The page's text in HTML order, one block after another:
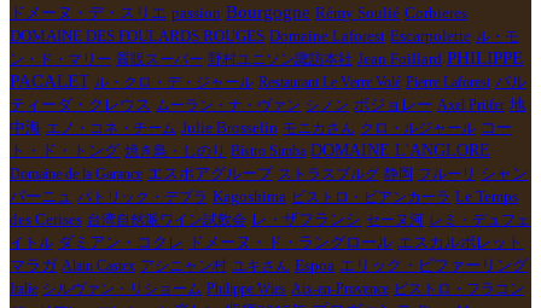
ドメーヌ・デ・スリエ passion Bourgogne Rémy Soulié Corbieres
DOMAINE DES FOULARDS ROUGES Domaine Laforest Escarpolette ル・モ
ン・ド・マリー 質販スーパー 野村ユニソン諏訪本社 Jean Foillard PHILIPPE
PACALET ル・クロ・デ・ジャール Restaurant Le Verre Volé Pierre Laforest パル
ティーダ・クレウス ムーラン・ナ・ヴァン シノン ボジョレー Axel Prϋfer 地
中海 エノ・コネ・チーム Julie Brosselin モニカさん クロ・ルジャール コー
ト・ド・トング 焼き鳥・しのり Bistro Simba DOMAINE L'ANGLORE
Domaine de la Garance エスポアグループ ストラスブルグ 静岡 フルーリ シャン
パーニュ
パトリック・デプラ Kagoshima ビストロ・ビアンカーラ Le Temps
des Cerises 台湾自然派ワイン試飲会 レ・ザフランシ セーヌ河 レミ・デュフェ
イトル ダミアン・コクレ ドメーヌ・ド・ラングロール エスカルポレット
マラガ Alain Castex アシニャン村 ユキさん Espoa エリック・ピファーリング
Italie シルヴァン・リショーム Philippe Wies Aix-en-Provence ビストロ・フラコン